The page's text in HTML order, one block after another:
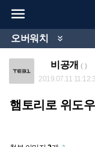

오버워치 
비공개 ( )
2019.07.11
햄토리로 위도